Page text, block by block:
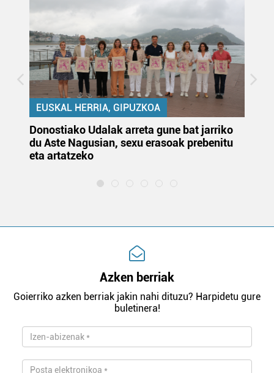
EUSKAL HERRIA, GIPUZKOA
Donostiako Udalak arreta gune bat jarriko
du Aste Nagusian, sexu erasoak prebenitu
eta artatzeko
Azken berriak
Goierriko azken berriak jakin nahi dituzu? Harpidetu gure
buletinera!